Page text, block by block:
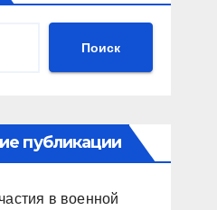
Поиск
публикации
в военной